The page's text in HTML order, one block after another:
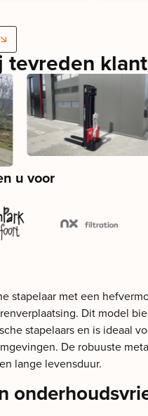
u voor
stapelaar met een
Dit model
stapelaars en is ideaal
De robuuste
lange levensduur.